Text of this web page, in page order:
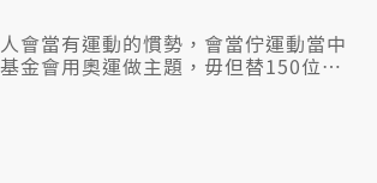
會當有運動的慣勢，會當佇運動當中
金會用奧運做主題，毋但替150位老
人之間的互動，予身體佮心理會當閣